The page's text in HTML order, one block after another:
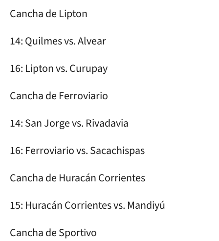
Cancha de Lipton
14: Quilmes vs. Alvear
16: Lipton vs. Curupay
Cancha de Ferroviario
14: San Jorge vs. Rivadavia
16: Ferroviario vs. Sacachispas
Cancha de Huracán Corrientes
15: Huracán Corrientes vs. Mandiyú
Cancha de Sportivo